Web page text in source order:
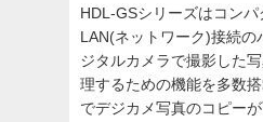
HDL-GSシリーズはコン
LAN(ネットワーク)接続の
ジタルカメラで撮影した
理するための機能を多数
でデジカメ写真のコピー